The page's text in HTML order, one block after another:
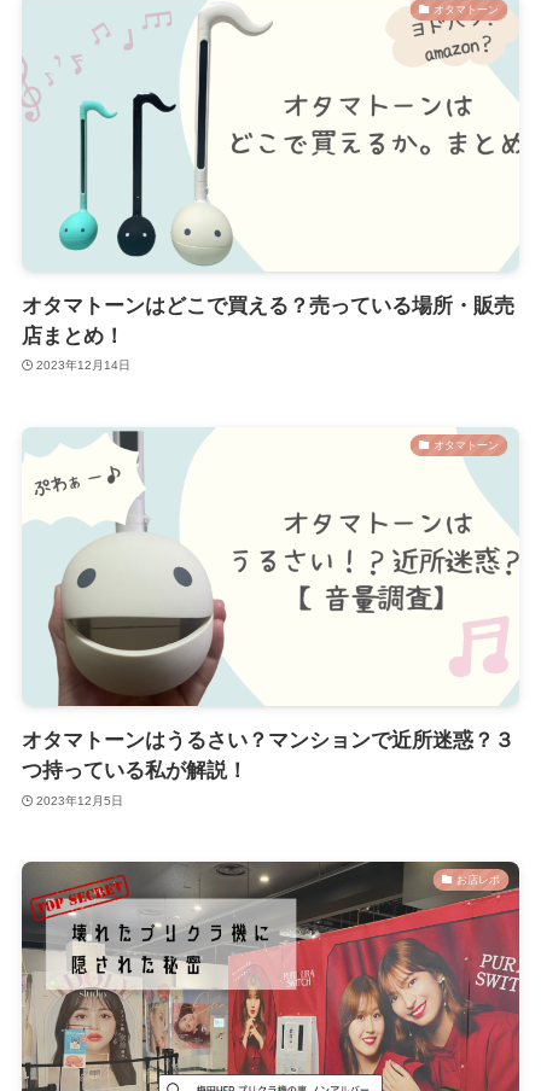
オタマトーン
オタマトーンはどこで買える？売っている場所・販売
店まとめ！
2023年12月14日
オタマトーン
オタマトーンはうるさい？マンションで近所迷惑？３
つ持っている私が解説！
2023年12月5日
お店レポ